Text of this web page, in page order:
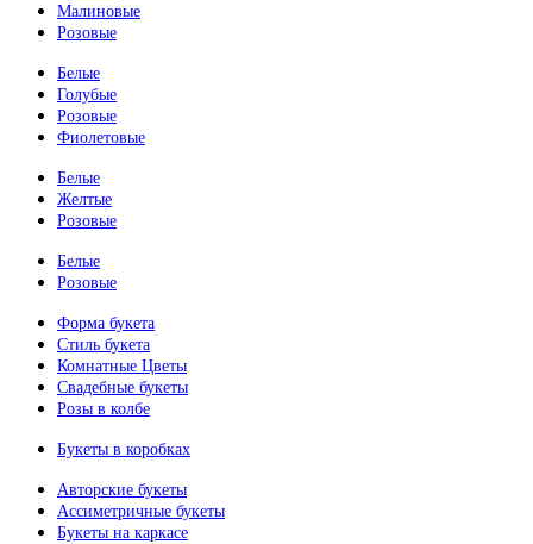
Малиновые
Розовые
Белые
Голубые
Розовые
Фиолетовые
Белые
Желтые
Розовые
Белые
Розовые
Форма букета
Стиль букета
Комнатные Цветы
Свадебные букеты
Розы в колбе
Букеты в коробках
Авторские букеты
Ассиметричные букеты
Букеты на каркасе